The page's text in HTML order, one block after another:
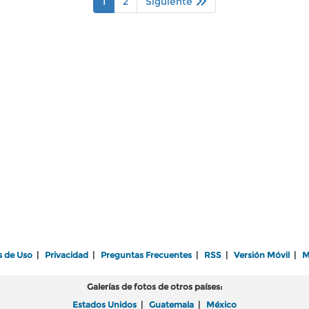
de Uso Privacidad Preguntas Frecuentes RSS Versión Móvil
Galerías de fotos de otros países:
Estados Unidos
Guatemala México